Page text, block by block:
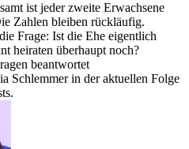
ist jeder zweite Erwachsene
Zahlen bleiben rückläufig.
Frage: Ist die Ehe eigentlich
heiraten überhaupt noch?
beantwortet
Schlemmer in der aktuellen Folge